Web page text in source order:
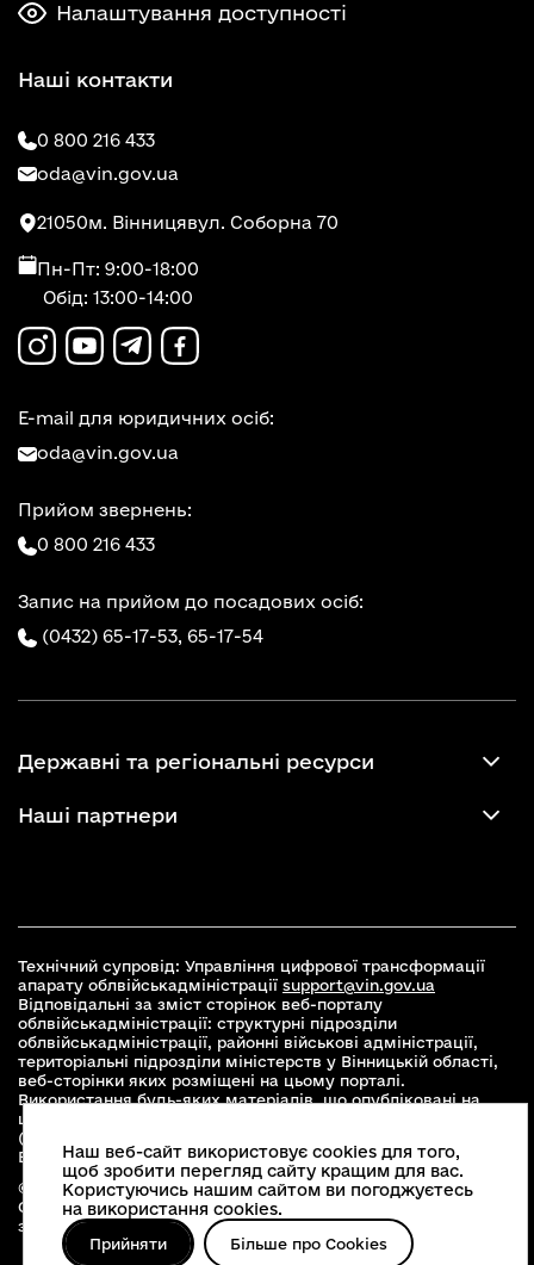
Налаштування доступності
Наші контакти
0 800 216 433
oda@vin.gov.ua
21050м. Вінницявул. Соборна 70
Пн-Пт: 9:00-18:00
Обід: 13:00-14:00
E-mail для юридичних осіб:
oda@vin.gov.ua
Прийом звернень:
0 800 216 433
Запис на прийом до посадових осіб:
(0432) 65-17-53, 65-17-54
Державні та регіональні ресурси
Наші партнери
Технічний супровід: Управління цифрової трансформації
апарату облвійськадміністрації support@vin.gov.ua
Відповідальні за зміст сторінок веб-порталу
облвійськадміністрації: структурні підрозділи
облвійськадміністрації, районні військові адміністрації,
територіальні підрозділи міністерств у Вінницькій області,
веб-сторінки яких розміщені на цьому порталі.
Використання будь-яких матеріалів, що опубліковані на
цьому сайті, дозволяється при умові зазначення посилання
(для інтернет-видань - гіперпосилання) на офіційний сайт
Вінницької облвійськадміністраціїwww.vin.gov.ua .
© 2026 Весь контент доступний за ліцензією Creative
Commons Attribution 4.0 International license, якщо не
зазначено інше
Наш веб-сайт використовує cookies для того,
щоб зробити перегляд сайту кращим для вас.
Користуючись нашим сайтом ви погоджуєтесь
на використання cookies.
Прийняти Більше про Cookies